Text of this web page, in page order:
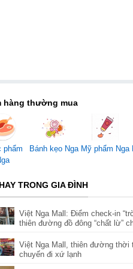
hàng thường mua
phẩm
Bánh kẹo Nga Mỹ phẩm Nga
TRONG GIA ĐÌNH
Việt Nga Mall: Điểm check-in
thiên đường đồ đông “chất lừ”
Việt Nga Mall, thiên đường thời
chuyến đi xứ lạnh